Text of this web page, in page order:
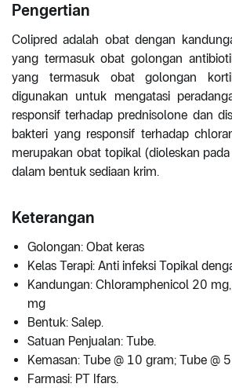
Pengertian
Colipred adalah obat dengan
yang termasuk obat golongan
yang termasuk obat golongan
digunakan untuk mengatasi
responsif terhadap prednisolone dan
bakteri yang responsif terhadap
merupakan obat topikal (dioleskan
dalam bentuk sediaan krim.
Keterangan
Golongan: Obat keras
Kelas Terapi: Anti infeksi Topikal
Kandungan: Chloramphenicol 20
mg
Bentuk: Salep.
Satuan Penjualan: Tube.
Kemasan: Tube @ 10 gram; Tube @
Farmasi: PT Ifars.